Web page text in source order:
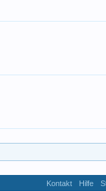
Kontakt Hilfe